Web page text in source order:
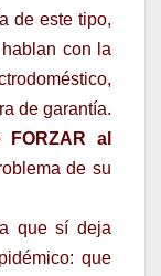
de este tipo,
con la
de garantía.
al
de su
que sí deja
que